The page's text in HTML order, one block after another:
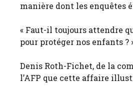
manière dont les enquêtes
« Faut-il toujours attendre
pour protéger nos enfants ?
Denis Roth-Fichet, de la
l’AFP que cette affaire